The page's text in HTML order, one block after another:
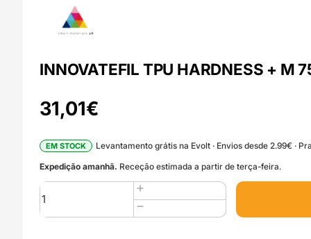
INNOVATEFIL TPU HARDNESS +
31,01€
EM STOCK
Levantamento grátis na Evolt · Envios desde 2.99€ ·
Expedição amanhã. Receção estimada a partir de terça-feira.
Quantidade
de
INNOVATEFIL